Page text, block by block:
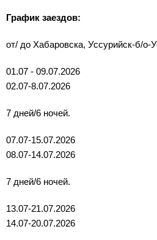
График заездов:
от/ до Хабаровска, Уссурийск-б/о-
01.07 - 09.07.2026
02.07-8.07.2026
7 дней/6 ночей.
07.07-15.07.2026
08.07-14.07.2026
7 дней/6 ночей.
13.07-21.07.2026
14.07-20.07.2026